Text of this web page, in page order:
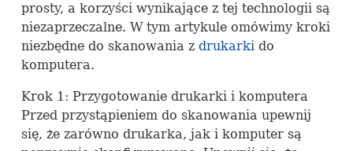
prosty, a korzyści wynikające z tej technologii są
niezaprzeczalne. W tym artykule omówimy kroki
niezbędne do skanowania z drukarkido
komputera.
Krok 1: Przygotowanie drukarki i komputera
Przed przystąpieniem do skanowania upewnij
się, że zarówno drukarka, jak i komputer są